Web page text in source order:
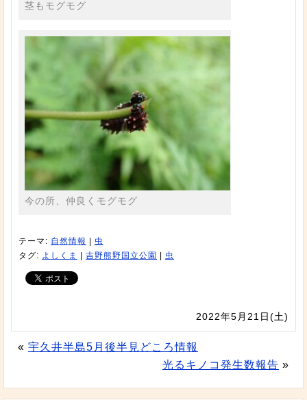
茎もモグモグ
今の所、仲良くモグモグ
テーマ: 自然情報
虫
タグ: よしくま 吉野熊野国立公園 虫
2022年5月21日(土)
« 宇久井半島5月後半見どころ情報
光るキノコ発生数報告 »